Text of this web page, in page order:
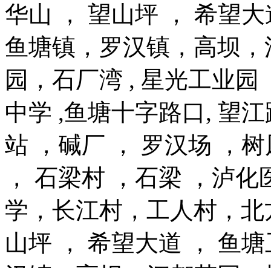
华山 ， 望山坪 ， 希望
鱼塘镇，罗汉镇，高坝
园，石厂湾 , 星光工业
中学 ,鱼塘十字路口, 望
站 ，碱厂 ， 罗汉场 ，
， 石梁村 ，石梁 ，泸
学，长江村，工人村，
山坪 ， 希望大道 ， 鱼